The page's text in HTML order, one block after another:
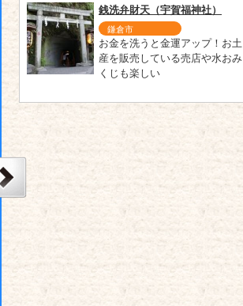
銭洗弁財天（宇賀福神社）
鎌倉市
お金を洗うと金運アップ！お土
産を販売している売店や水おみ
くじも楽しい